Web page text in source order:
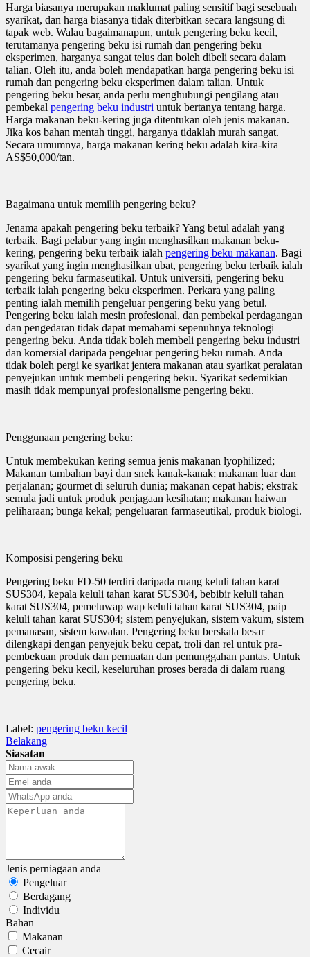
Harga biasanya merupakan maklumat paling sensitif bagi sesebuah
syarikat, dan harga biasanya tidak diterbitkan secara langsung di
tapak web. Walau bagaimanapun, untuk pengering beku kecil,
terutamanya pengering beku isi rumah dan pengering beku
eksperimen, harganya sangat telus dan boleh dibeli secara dalam
talian. Oleh itu, anda boleh mendapatkan harga pengering beku isi
rumah dan pengering beku eksperimen dalam talian. Untuk
pengering beku besar, anda perlu menghubungi pengilang atau
pembekal pengering beku industri untuk bertanya tentang harga.
Harga makanan beku-kering juga ditentukan oleh jenis makanan.
Jika kos bahan mentah tinggi, harganya tidaklah murah sangat.
Secara umumnya, harga makanan kering beku adalah kira-kira
AS$50,000/tan.
Bagaimana untuk memilih pengering beku?
Jenama apakah pengering beku terbaik? Yang betul adalah yang
terbaik. Bagi pelabur yang ingin menghasilkan makanan beku-
kering, pengering beku terbaik ialah pengering beku makanan. Bagi
syarikat yang ingin menghasilkan ubat, pengering beku terbaik ialah
pengering beku farmaseutikal. Untuk universiti, pengering beku
terbaik ialah pengering beku eksperimen. Perkara yang paling
penting ialah memilih pengeluar pengering beku yang betul.
Pengering beku ialah mesin profesional, dan pembekal perdagangan
dan pengedaran tidak dapat memahami sepenuhnya teknologi
pengering beku. Anda tidak boleh membeli pengering beku industri
dan komersial daripada pengeluar pengering beku rumah. Anda
tidak boleh pergi ke syarikat jentera makanan atau syarikat peralatan
penyejukan untuk membeli pengering beku. Syarikat sedemikian
masih tidak mempunyai profesionalisme pengering beku.
Penggunaan pengering beku:
Untuk membekukan kering semua jenis makanan lyophilized;
Makanan tambahan bayi dan snek kanak-kanak; makanan luar dan
perjalanan; gourmet di seluruh dunia; makanan cepat habis; ekstrak
semula jadi untuk produk penjagaan kesihatan; makanan haiwan
peliharaan; bunga kekal; pengeluaran farmaseutikal, produk biologi.
Komposisi pengering beku
Pengering beku FD-50 terdiri daripada ruang keluli tahan karat
SUS304, kepala keluli tahan karat SUS304, bebibir keluli tahan
karat SUS304, pemeluwap wap keluli tahan karat SUS304, paip
keluli tahan karat SUS304; sistem penyejukan, sistem vakum, sistem
pemanasan, sistem kawalan. Pengering beku berskala besar
dilengkapi dengan penyejuk beku cepat, troli dan rel untuk pra-
pembekuan produk dan pemuatan dan pemunggahan pantas. Untuk
pengering beku kecil, keseluruhan proses berada di dalam ruang
pengering beku.
Label: pengering beku kecil
Belakang
Siasatan
Jenis perniagaan anda
Pengeluar
Berdagang
Individu
Bahan
Makanan
Cecair